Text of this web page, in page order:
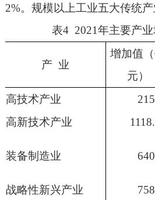
2%。规模以上工业五大传统
表4 2021年主要产
产 业
增加值
元）
高技术产业
高新技术产业
装备制造业
战略性新兴产业